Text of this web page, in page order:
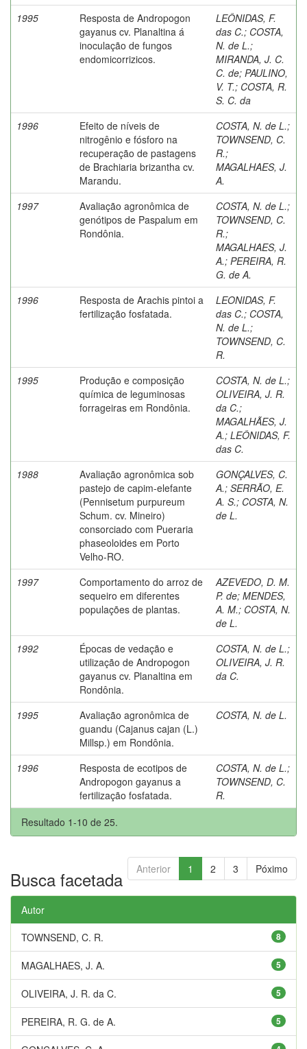
1995
Resposta de Andropogon
gayanus cv. Planaltina á
inoculação de fungos
endomicorrizicos.
LEÔNIDAS, F.
das C.; COSTA,
N. de L.;
MIRANDA, J. C.
C. de; PAULINO,
V. T.; COSTA, R.
S. C. da
1996
Efeito de níveis de
nitrogênio e fósforo na
recuperação de pastagens
de Brachiaria brizantha cv.
Marandu.
COSTA, N. de L.;
TOWNSEND, C.
R.;
MAGALHAES, J.
A.
1997
Avaliação agronômica de
genótipos de Paspalum em
Rondônia.
COSTA, N. de L.;
TOWNSEND, C.
R.;
MAGALHAES, J.
A.; PEREIRA, R.
G. de A.
1996
Resposta de Arachis pintoi a
fertilização fosfatada.
LEONIDAS, F.
das C.; COSTA,
N. de L.;
TOWNSEND, C.
R.
1995
Produção e composição
química de leguminosas
forrageiras em Rondônia.
COSTA, N. de L.;
OLIVEIRA, J. R.
da C.;
MAGALHÃES, J.
A.; LEÔNIDAS, F.
das C.
1988
Avaliação agronômica sob
pastejo de capim-elefante
(Pennisetum purpureum
Schum. cv. Mineiro)
consorciado com Pueraria
phaseoloides em Porto
Velho-RO.
GONÇALVES, C.
A.; SERRÃO, E.
A. S.; COSTA, N.
de L.
1997
Comportamento do arroz de
sequeiro em diferentes
populações de plantas.
AZEVEDO, D. M.
P. de; MENDES,
A. M.; COSTA, N.
de L.
1992
Épocas de vedação e
utilização de Andropogon
gayanus cv. Planaltina em
Rondônia.
COSTA, N. de L.;
OLIVEIRA, J. R.
da C.
1995
Avaliação agronômica de
guandu (Cajanus cajan (L.)
Millsp.) em Rondônia.
COSTA, N. de L.
1996
Resposta de ecotipos de
Andropogon gayanus a
fertilização fosfatada.
COSTA, N. de L.;
TOWNSEND, C.
R.
Resultado 1-10 de 25.
Anterior 1 2 3 Póximo
Busca facetada
Autor
8
TOWNSEND, C. R.
5
MAGALHAES, J. A.
5
OLIVEIRA, J. R. da C.
5
PEREIRA, R. G. de A.